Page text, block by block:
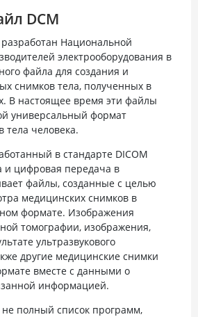
DCM
Национальной
электрооборудования в
файла для создания и
снимков тела, полученных в
В настоящее время эти файлы
универсальный формат
тела человека.
в стандарте DICOM
и цифровая передача в
файлы, созданные с целью
медицинских снимков в
формате. Изображения
томографии, изображения,
ультразвукового
другие медицинские снимки
вместе с данными о
информацией.
полный список программ,